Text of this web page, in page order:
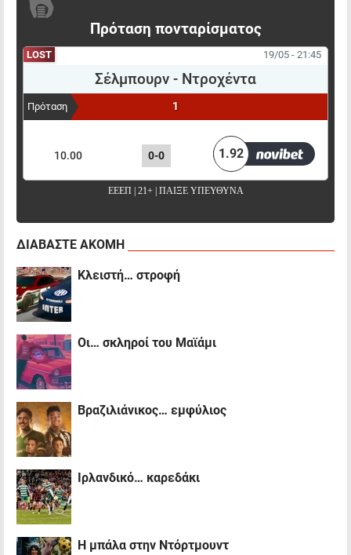
Πρόταση πονταρίσματος
LOST 19/05 - 21:45
Σέλμπουρν - Ντροχέντα
Πρόταση 1
10.00 0-0 1.92
ΕΕΕΠ | 21+ | ΠΑΙΞΕ ΥΠΕΥΘΥΝΑ
ΔΙΑΒΑΣΤΕ ΑΚΟΜΗ
Κλειστή… στροφή
Oι… σκληροί του Μαϊάμι
Βραζιλιάνικος… εμφύλιος
Iρλανδικό… καρεδάκι
H μπάλα στην Ντόρτμουντ